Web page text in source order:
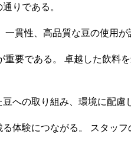
りである。
貫性、高品質な豆の使用が
重要である。 卓越した飲料
への取り組み、環境に配慮
体験につながる。 スタッ